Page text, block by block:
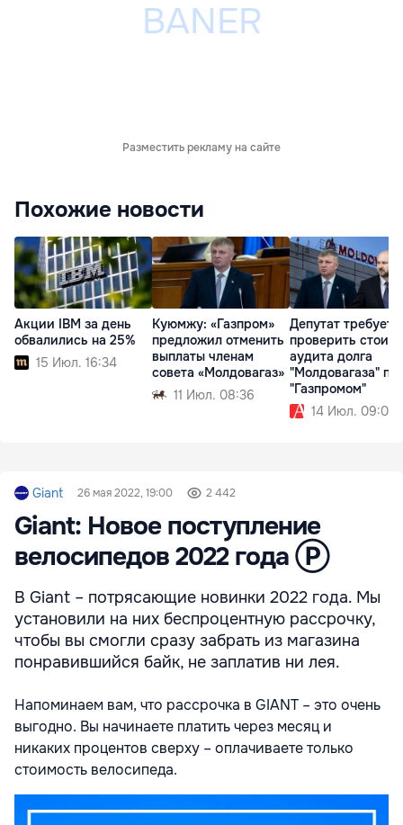
Разместить рекламу на сайте
Похожие новости
Акции IBM за день
обвалились на 25%
15 Июл. 16:34
Куюмжу: «Газпром»
предложил отменить
выплаты членам
совета «Молдовагаз»
11 Июл. 08:36
Депутат требует
проверить
аудита долга
"Молдовагаза"
"Газпромом"
14 Июл. 09:02
Giant 26 мая 2022, 19:00 2 442
Giant: Новое поступление
велосипедов 2022 года Ⓟ
В Giant – потрясающие новинки 2022 года. Мы
установили на них беспроцентную рассрочку,
чтобы вы смогли сразу забрать из магазина
понравившийся байк, не заплатив ни лея.
Напоминаем вам, что рассрочка в GIANT – это очень
выгодно. Вы начинаете платить через месяц и
никаких процентов сверху – оплачиваете только
стоимость велосипеда.